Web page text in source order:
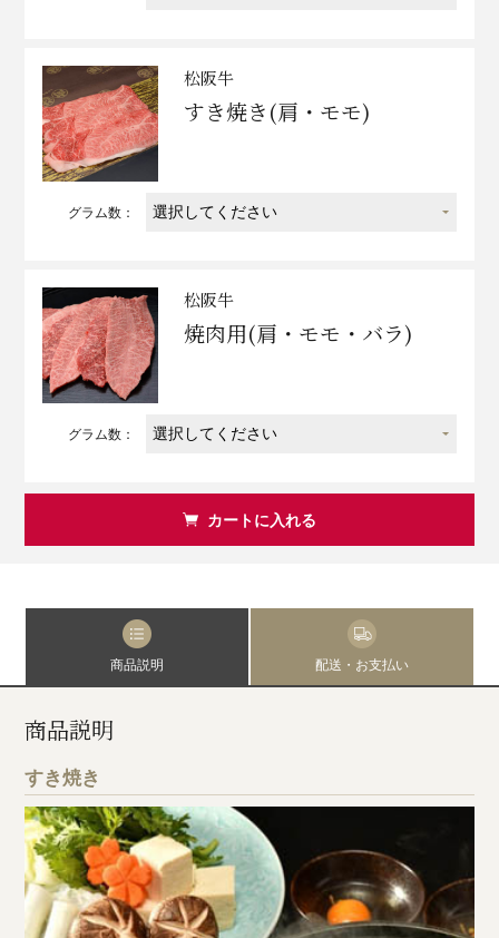
松阪牛
すき焼き(肩・モモ)
グラム数：
松阪牛
焼肉用(肩・モモ・バラ)
グラム数：
カートに入れる
商品説明 配送・お支払い
商品説明
すき焼き